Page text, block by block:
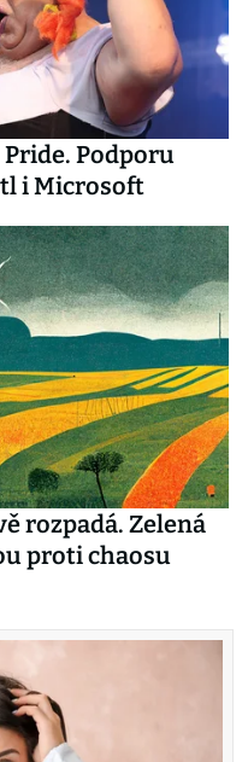
Podporu
i Microsoft
rozpadá. Zelená
proti chaosu